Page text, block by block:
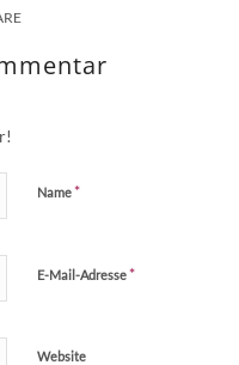
Name*
E-Mail-Adresse*
Website